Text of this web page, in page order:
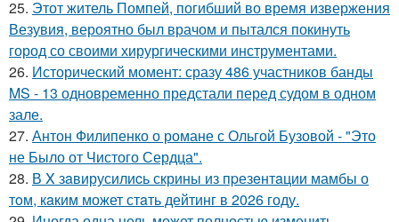
25. Этот житель Помпей, погибший во время извержения
Везувия, вероятно был врачом и пытался покинуть
город со своими хирургическими инструментами.
26. Исторический момент: сразу 486 участников банды
MS - 13 одновременно предстали перед судом в одном
зале.
27. Антон Филипенко о романе с Ольгой Бузовой - "Это
не Было от Чистого Сердца".
28. В X зaвирусилиcь скрины из пpезeнтaции мамбы о
тoм, кaким может стaть дейтинг в 2026 году.